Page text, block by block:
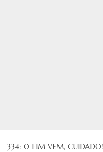
334: O FIM VEM, CUIDADO!